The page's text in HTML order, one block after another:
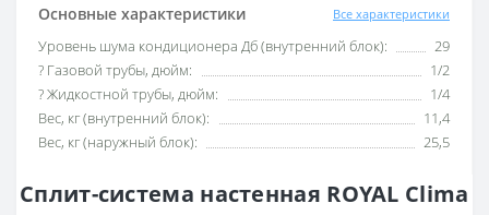
Основные характеристики Все характеристики
Уровень шума кондиционера Дб (внутренний блок):
29
? Газовой трубы, дюйм:
1/2
? Жидкостной трубы, дюйм:
1/4
Вес, кг (внутренний блок):
11,4
Вес, кг (наружный блок):
25,5
Сплит-система настенная ROYAL Clima